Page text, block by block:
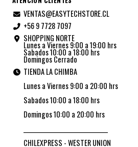
VENTAS@EASYTECHSTORE.CL
+56 9 7728 7097
SHOPPING NORTE
Lunes a Viernes 9:00 a 19:00 hrs
Sabados 10:00 a 18:00 hrs
Domingos Cerrado
TIENDA LA CHIMBA
Lunes a Viernes 9:00 a 20:00 hrs
Sabados 10:00 a 18:00 hrs
Domingos 10:00 a 20:00 hrs
CHILEXPRESS - WESTER UNION